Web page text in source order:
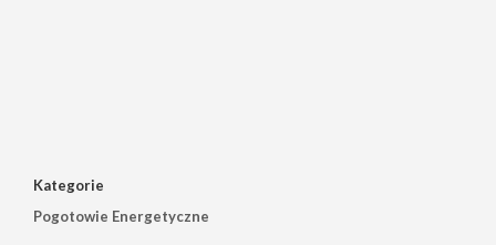
Kategorie
Pogotowie Energetyczne